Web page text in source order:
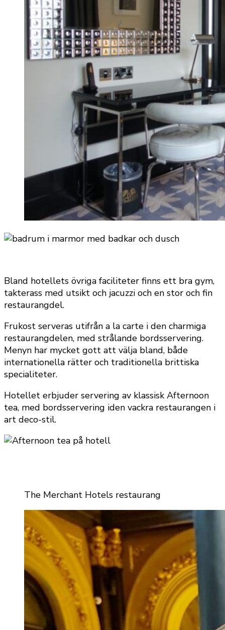
Bland hotellets övriga faciliteter finns ett bra gym,
takterass med utsikt och jacuzzi och en stor och fin
restaurangdel.
Frukost serveras utifrån a la carte i den charmiga
restaurangdelen, med strålande bordsservering.
Menyn har mycket gott att välja bland, både
internationella rätter och traditionella brittiska
specialiteter.
Hotellet erbjuder servering av klassisk Afternoon
tea, med bordsservering iden vackra restaurangen i
art deco-stil.
The Merchant Hotels restaurang